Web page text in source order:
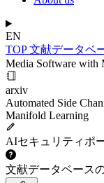
EN
TOP文献データベ
Media Software with
arxiv
Automated Side
Manifold Learning
AIセキュリティポ
文献データベース